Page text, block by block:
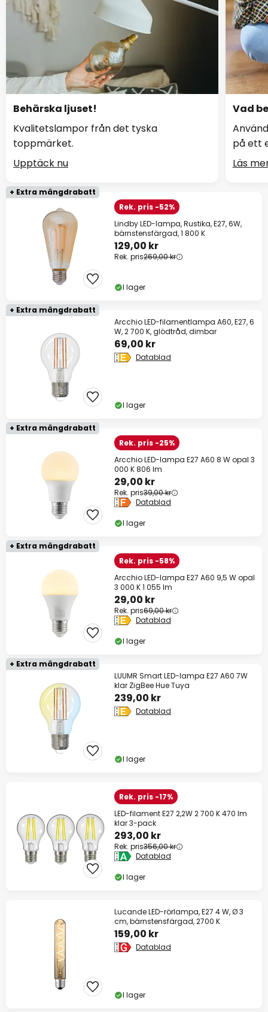
Behärska ljuset!
Kvalitetslampor från det tyska
toppmärket.
Upptäck nu
Vad
på ett
Läs
+ Extra mängdrabatt
Rek. pris -52%
Lindby LED-lampa, Rustika, E27, 6W,
bärnstensfärgad, 1 800 K
129,00 kr
Rek. pris269,00 kr
I lager
+ Extra mängdrabatt
Arcchio LED-filamentlampa A60, E27, 6
W, 2 700 K, glödtråd, dimbar
69,00 kr
Datablad
I lager
+ Extra mängdrabatt
Rek. pris -25%
Arcchio LED-lampa E27 A60 8 W opal 3
000 K 806 lm
29,00 kr
Rek. pris39,00 kr
Datablad
I lager
+ Extra mängdrabatt
Rek. pris -58%
Arcchio LED-lampa E27 A60 9,5 W opal
3 000 K 1 055 lm
29,00 kr
Rek. pris69,00 kr
Datablad
I lager
+ Extra mängdrabatt
LUUMR Smart LED-lampa E27 A60 7W
klar ZigBee Hue Tuya
239,00 kr
Datablad
I lager
Rek. pris -17%
LED-filament E27 2,2W 2 700 K 470 lm
klar 3-pack
293,00 kr
Rek. pris356,00 kr
Datablad
I lager
Lucande LED-rörlampa, E27 4 W, Ø 3
cm, bärnstensfärgad, 2700 K
159,00 kr
Datablad
I lager